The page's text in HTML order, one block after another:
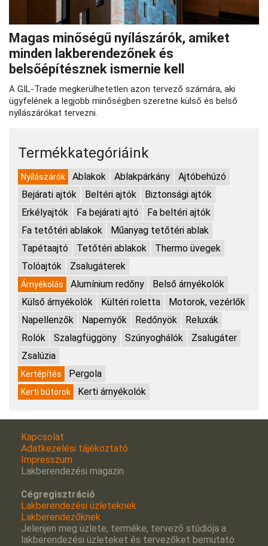
Magas minőségű nyílászárók, amiket
minden lakberendezőnek és
belsőépítésznek ismernie kell
A GIL-Trade megkerülhetetlen azon tervező számára, aki
ügyfelének a legjobb minőségben szeretne külső és belső
nyílászárókat tervezni.
Termékkategóriáink
Nyílászárók Ablakok Ablakpárkány
Ajtóbehúzó
Bejárati ajtók
Beltéri ajtók
Biztonsági ajtók
Erkélyajtók
Fa bejárati ajtó
Fa beltéri ajtók
Fa tetőtéri ablakok
Műanyag tetőtéri ablak
Tapétaajtó
Tetőtéri ablakok
Thermo üvegek
Tolóajtók
Zsalugáterek
Árnyékolás Alumínium redőny
Belső árnyékolók
Külső árnyékolók
Kültéri roletta
Motorok, vezérlők
Napellenzők
Napernyők Redőnyök
Reluxák
Rolók
Szalagfüggöny Szúnyoghálók
Zsalugáter
Zsalúzia
Kertépítés Pergola
Kerti bútorok Kerti árnyékolók
Kapcsolat
Adatkezelési tájékoztató
Impresszum
Lakberendezési magazin
Cégregisztráció
Lakberendezési üzleteknek
Lakberendezőknek
Jelenjen meg üzlete, terméke, tervezõ stúdiója a
lakberendezési üzleteket és tervezőket bemutató